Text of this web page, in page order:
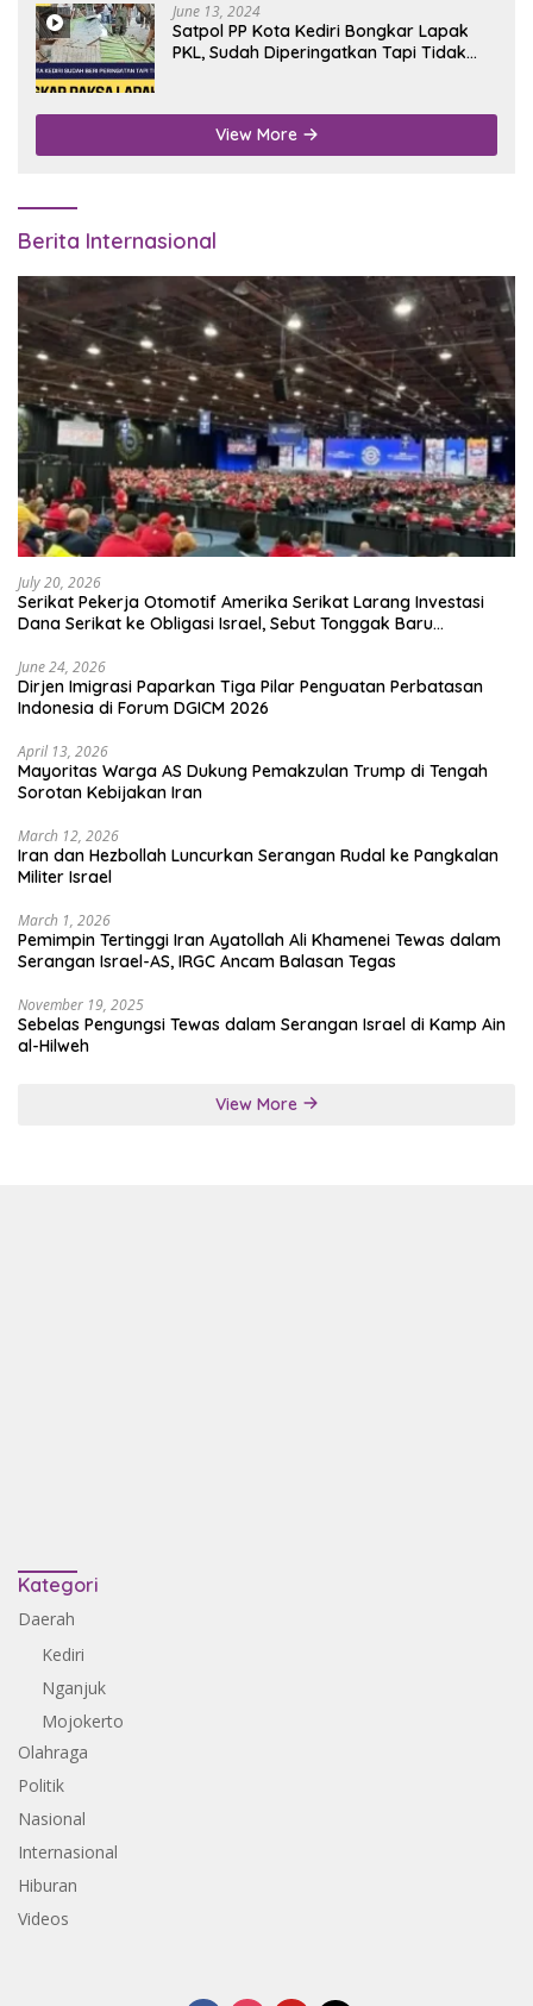
June 13, 2024
Satpol PP Kota Kediri Bongkar Lapak
PKL, Sudah Diperingatkan Tapi Tidak
View More
Berita Internasional
July 20, 2026
Serikat Pekerja Otomotif Amerika Serikat Larang Investasi
Dana Serikat ke Obligasi Israel, Sebut Tonggak Baru
June 24, 2026
Dirjen Imigrasi Paparkan Tiga Pilar Penguatan Perbatasan
Indonesia di Forum DGICM 2026
April 13, 2026
Mayoritas Warga AS Dukung Pemakzulan Trump di Tengah
Sorotan Kebijakan Iran
March 12, 2026
Iran dan Hezbollah Luncurkan Serangan Rudal ke Pangkalan
Militer Israel
March 1, 2026
Pemimpin Tertinggi Iran Ayatollah Ali Khamenei Tewas dalam
Serangan Israel-AS, IRGC Ancam Balasan Tegas
November 19, 2025
Sebelas Pengungsi Tewas dalam Serangan Israel di Kamp Ain
al-Hilweh
View More
Kategori
Daerah
Kediri
Nganjuk
Mojokerto
Olahraga
Politik
Nasional
Internasional
Hiburan
Videos